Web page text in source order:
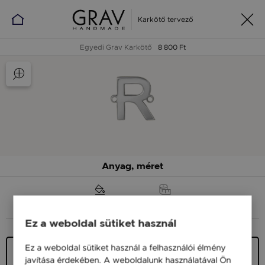
Karkötő tervező
Egyedi Grav Karkötő 8 800 Ft
Anyag, méret
Ezüst 925
8 800 Ft
Ez a weboldal sütiket használ
Ez a weboldal sütiket használ a felhasználói élmény
javítása érdekében. A weboldalunk használatával Ön